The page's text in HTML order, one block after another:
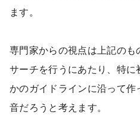
ます。
専門家からの視点は上記のも
サーチを行うにあたり、特
かのガイドラインに沿って
音だろうと考えます。